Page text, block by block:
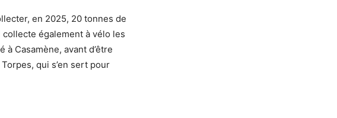
en 2025, 20 tonnes de
également à vélo les
Casamène, avant d’être
qui s’en sert pour